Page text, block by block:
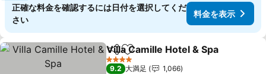
正確な料金を確認するには日付を選択してくだ
さい
料金を表示
シェアお気に入りに追加
Villa Camille Hotel & Spa
4 ホテルのランク
9.2 大満足
1,066